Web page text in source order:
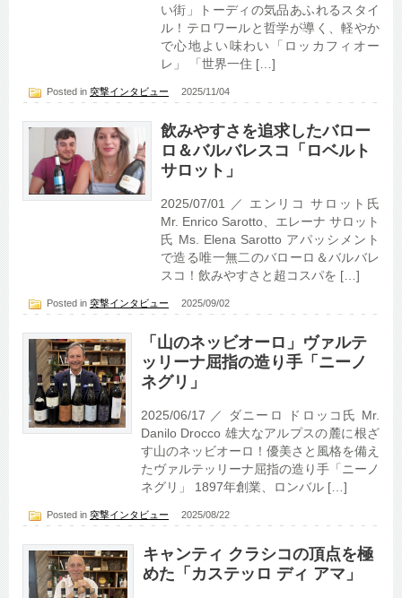
い街」トーディの気品あふれるスタイ
ル！テロワールと哲学が導く、軽やか
で心地よい味わい「ロッカフィオー
レ」 「世界一住 […]
Posted in 突撃インタビュー 2025/11/04
飲みやすさを追求したバロー
ロ＆バルバレスコ「ロベルト
サロット」
2025/07/01 ／ エンリコ サロット氏
Mr. Enrico Sarotto、エレーナ サロット
氏 Ms. Elena Sarotto アパッシメント
で造る唯一無二のバローロ＆バルバレ
スコ！飲みやすさと超コスパを […]
Posted in 突撃インタビュー 2025/09/02
「山のネッビオーロ」ヴァルテ
ッリーナ屈指の造り手「ニーノ
ネグリ」
2025/06/17 ／ ダニーロ ドロッコ氏 Mr.
Danilo Drocco 雄大なアルプスの麓に根ざ
す山のネッビオーロ！優美さと風格を備え
たヴァルテッリーナ屈指の造り手「ニーノ
ネグリ」 1897年創業、ロンバル […]
Posted in 突撃インタビュー 2025/08/22
キャンティ クラシコの頂点を極
めた「カステッロ ディ アマ」